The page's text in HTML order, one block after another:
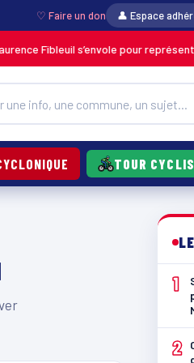
♡ Faire un don 👤 Espace
Fibleuil s’envole pour
TOUR
1
2